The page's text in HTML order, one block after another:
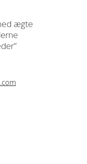
ægte